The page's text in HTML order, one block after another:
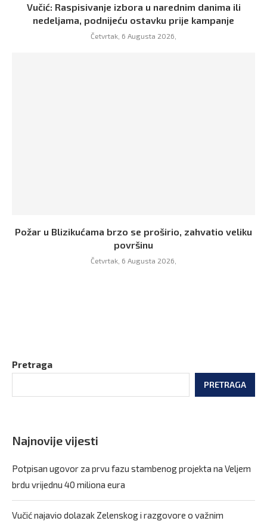
Vučić: Raspisivanje izbora u narednim danima ili
nedeljama, podnijeću ostavku prije kampanje
Četvrtak, 6 Augusta 2026,
Požar u Blizikućama brzo se proširio, zahvatio veliku
površinu
Četvrtak, 6 Augusta 2026,
Pretraga
PRETRAGA
Najnovije vijesti
Potpisan ugovor za prvu fazu stambenog projekta na Veljem
brdu vrijednu 40 miliona eura
Vučić najavio dolazak Zelenskog i razgovore o važnim